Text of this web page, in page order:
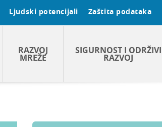
Ljudski potencijali Zaštita podataka
RAZVOJ
MREŽE
SIGURNOST I ODRŽIVI
RAZVOJ